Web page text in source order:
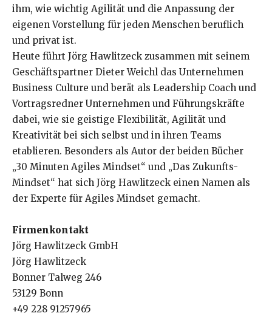
ihm, wie wichtig Agilität und die Anpassung der
eigenen Vorstellung für jeden Menschen beruflich
und privat ist.
Heute führt Jörg Hawlitzeck zusammen mit seinem
Geschäftspartner Dieter Weichl das Unternehmen
Business Culture und berät als Leadership Coach und
Vortragsredner Unternehmen und Führungskräfte
dabei, wie sie geistige Flexibilität, Agilität und
Kreativität bei sich selbst und in ihren Teams
etablieren. Besonders als Autor der beiden Bücher
„30 Minuten Agiles Mindset“ und „Das Zukunfts-
Mindset“ hat sich Jörg Hawlitzeck einen Namen als
der Experte für Agiles Mindset gemacht.
Firmenkontakt
Jörg Hawlitzeck GmbH
Jörg Hawlitzeck
Bonner Talweg 246
53129 Bonn
+49 228 91257965